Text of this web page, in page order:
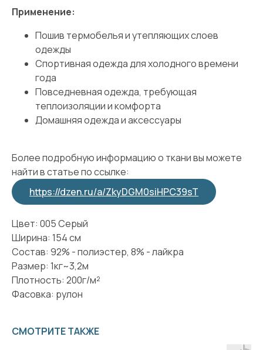
Применение:
Пошив термобелья и утепляющих слоев
одежды
Спортивная одежда для холодного времени
года
Повседневная одежда, требующая
теплоизоляции и комфорта
Домашняя одежда и аксессуары
Более подробную информацию о ткани вы можете
найти в статье по ссылке:
https://dzen.ru/a/ZkyDGM0siHPC39sT
Цвет: 005 Серый
Ширина: 154 см
Состав: 92% - полиэстер, 8% - лайкра
Размер: 1кг~3,2м
Плотность: 200г/м²
Фасовка: рулон
СМОТРИТЕ ТАКЖЕ